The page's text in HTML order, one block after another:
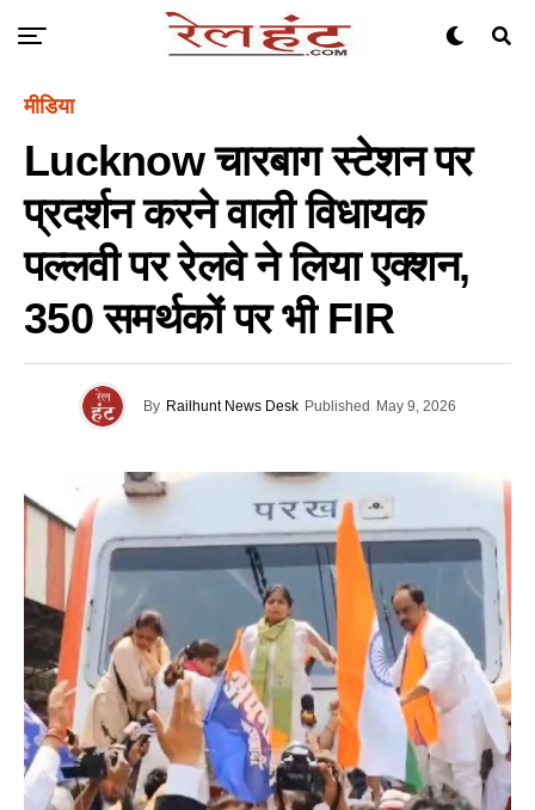
मीडिया
Lucknow चारबाग स्टेशन पर
प्रदर्शन करने वाली विधायक
पल्लवी पर रेलवे ने लिया एक्शन,
350 समर्थकों पर भी FIR
By Railhunt News Desk Published May 9, 2026